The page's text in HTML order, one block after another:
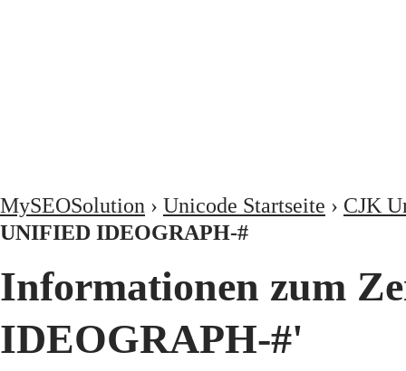
MySEOSolution › Unicode Startseite › CJK
UNIFIED IDEOGRAPH-#
Informationen zum
IDEOGRAPH-#'